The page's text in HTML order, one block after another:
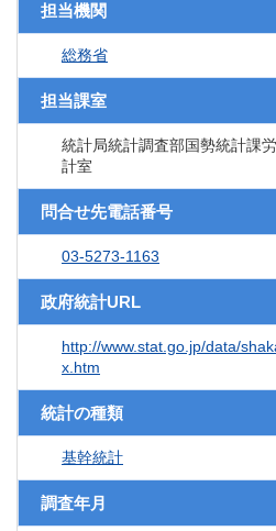
担当機関
総務省
担当課室
統計局統計調査部国勢統計課
計室
問合せ先電話番号
03-5273-1163
政府統計URL
http://www.stat.go.jp/data/
x.htm
統計の種類
基幹統計
調査年月